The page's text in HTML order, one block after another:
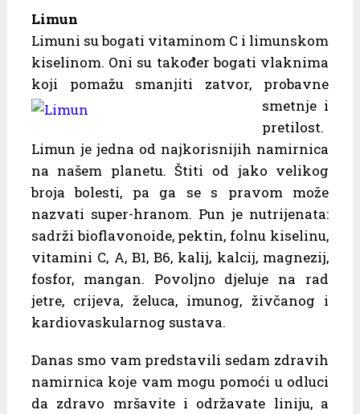
Limun
Limuni su bogati vitaminom C i limunskom
kiselinom. Oni su također bogati vlaknima
koji pomažu smanjiti zatvor, probavne
smetnje i
pretilost.
Limun je jedna od najkorisnijih namirnica
na našem planetu. Štiti od jako velikog
broja bolesti, pa ga se s pravom može
nazvati super-hranom. Pun je nutrijenata:
sadrži bioflavonoide, pektin, folnu kiselinu,
vitamini C, A, B1, B6, kalij, kalcij, magnezij,
fosfor, mangan. Povoljno djeluje na rad
jetre, crijeva, želuca, imunog, živčanog i
kardiovaskularnog sustava.
Danas smo vam predstavili sedam zdravih
namirnica koje vam mogu pomoći u odluci
da zdravo mršavite i održavate liniju, a